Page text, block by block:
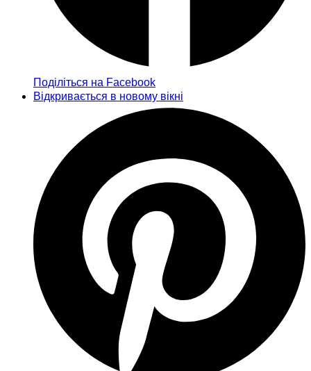
Поділіться на Facebook
Відкривається в новому вікні